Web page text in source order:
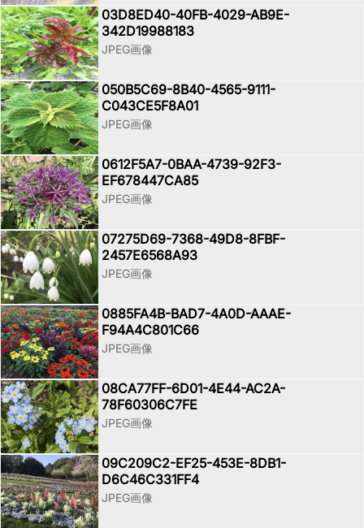
03D8ED40-40FB-4029-AB9E-
342D19988183
JPEG画像
050B5C69-8B40-4565-9111-
C043CE5F8A01
JPEG画像
0612F5A7-0BAA-4739-92F3-
EF678447CA85
JPEG画像
07275D69-7368-49D8-8FBF-
2457E6568A93
JPEG画像
0885FA4B-BAD7-4A0D-AAAE-
F94A4C801C66
JPEG画像
08CA77FF-6D01-4E44-AC2A-
78F60306C7FE
JPEG画像
09C209C2-EF25-453E-8DB1-
D6C46C331FF4
JPEG画像